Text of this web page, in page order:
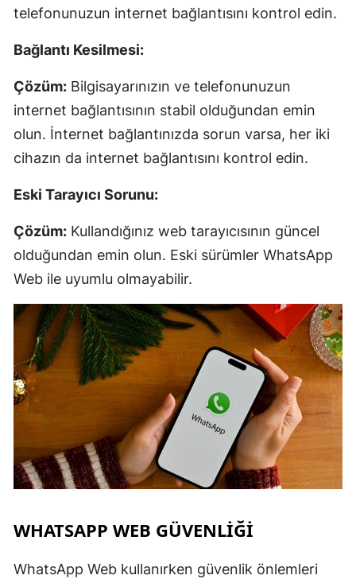
telefonunuzun internet bağlantısını kontrol edin.
Bağlantı Kesilmesi:
Çözüm: Bilgisayarınızın ve telefonunuzun
internet bağlantısının stabil olduğundan emin
olun. İnternet bağlantınızda sorun varsa, her iki
cihazın da internet bağlantısını kontrol edin.
Eski Tarayıcı Sorunu:
Çözüm: Kullandığınız web tarayıcısının güncel
olduğundan emin olun. Eski sürümler WhatsApp
Web ile uyumlu olmayabilir.
WHATSAPP WEB GÜVENLIĞI
WhatsApp Web kullanırken güvenlik önlemleri